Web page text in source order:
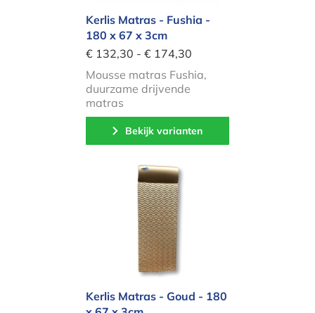
Kerlis Matras - Fushia -
180 x 67 x 3cm
€ 132,30 - € 174,30
Mousse matras Fushia,
duurzame drijvende
matras
Bekijk varianten
Kerlis Matras - Goud - 180 x 67 x
Kerlis Matras - Goud - 180